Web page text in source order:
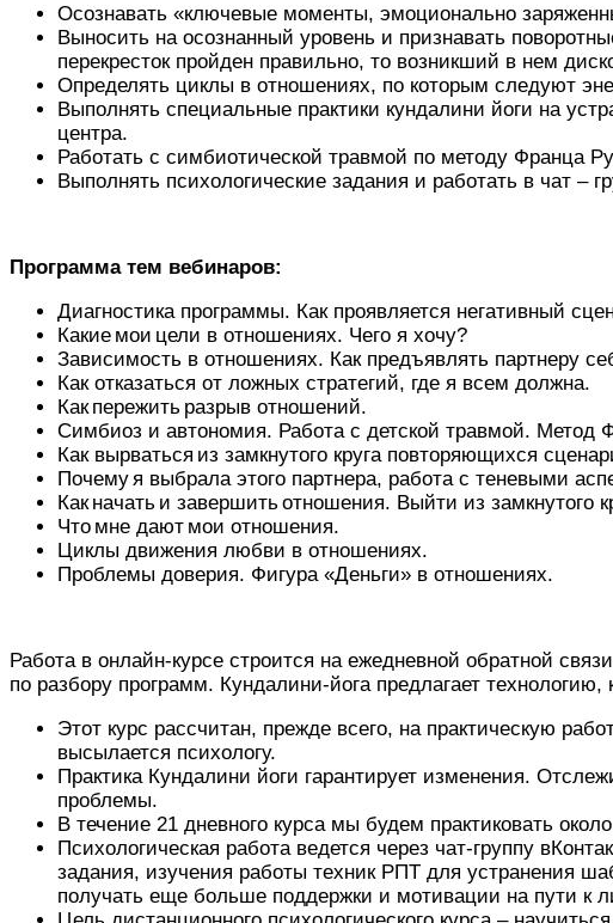
Осознавать «ключевые моменты, эмоционально
Выносить на осознанный уровень и признавать
перекресток пройден правильно, то возникший в нем
Определять циклы в отношениях, по которым следуют
Выполнять специальные практики кундалини йоги на
центра.
Работать с симбиотической травмой по методу Франца
Выполнять психологические задания и работать в чат –
Программа тем вебинаров:
Диагностика программы. Как проявляется негативный
Какие мои цели в отношениях. Чего я хочу?
Зависимость в отношениях. Как предъявлять партнеру
Как отказаться от ложных стратегий, где я всем должна.
Как пережить разрыв отношений.
Симбиоз и автономия. Работа с детской травмой. Метод
Как вырваться из замкнутого круга повторяющихся
Почему я выбрала этого партнера, работа с теневыми
Как начать и завершить отношения. Выйти из замкнутого
Что мне дают мои отношения.
Циклы движения любви в отношениях.
Проблемы доверия. Фигура «Деньги» в отношениях.
Работа в онлайн-курсе строится на ежедневной обратной
по разбору программ. Кундалини-йога предлагает
Этот курс рассчитан, прежде всего, на практическую
высылается психологу.
Практика Кундалини йоги гарантирует изменения.
проблемы.
В течение 21 дневного курса мы будем практиковать
Психологическая работа ведется через чат-группу
задания, изучения работы техник РПТ для устранения
получать еще больше поддержки и мотивации на пути к